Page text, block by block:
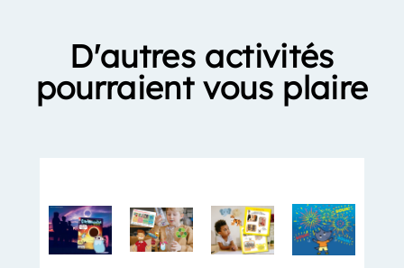
D'autres activités
pourraient vous plaire